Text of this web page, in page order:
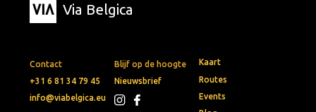
Via Belgica
Contact
+31 6 81 34 79 45
info@viabelgica.eu
Blijf op de hoogte
Nieuwsbrief
Kaart
Routes
Events